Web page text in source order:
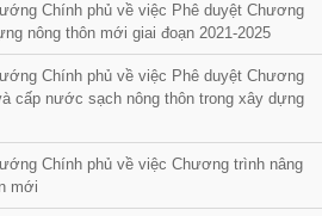
Chính phủ về việc Phê duyệt Chương
nông thôn mới giai đoạn 2021-2025
Chính phủ về việc Phê duyệt Chương
cấp nước sạch nông thôn trong xây dựng
Chính phủ về việc Chương trình nâng
mới